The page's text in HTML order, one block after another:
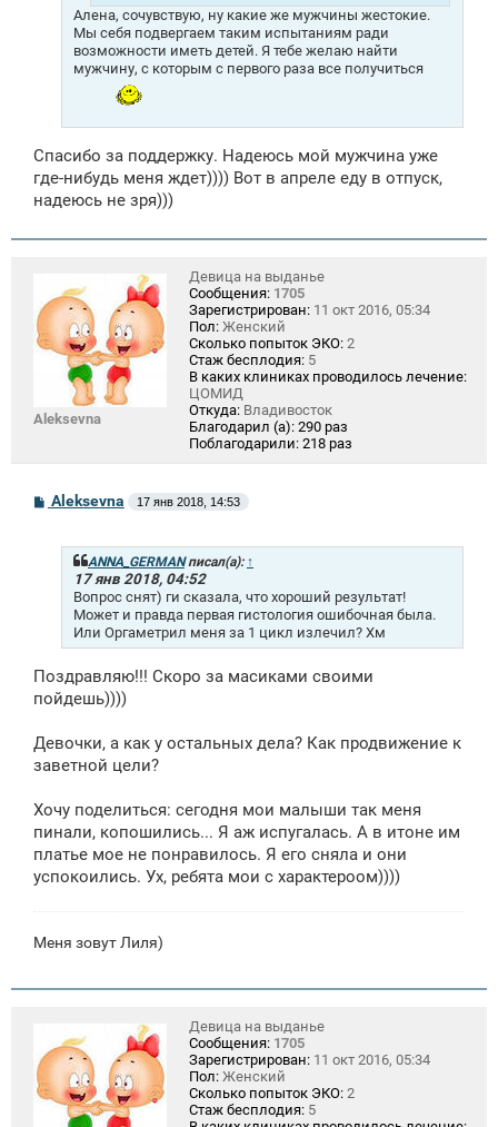
Алена, сочувствую, ну какие же мужчины жестокие.
Мы себя подвергаем таким испытаниям ради
возможности иметь детей. Я тебе желаю найти
мужчину, с которым с первого раза все получиться
Спасибо за поддержку. Надеюсь мой мужчина уже
где-нибудь меня ждет)))) Вот в апреле еду в отпуск,
надеюсь не зря)))
Aleksevna
Девица на выданье
Сообщения: 1705
Зарегистрирован: 11 окт 2016, 05:34
Пол: Женский
Сколько попыток ЭКО: 2
Стаж бесплодия: 5
В каких клиниках проводилось лечение:
ЦОМИД
Откуда: Владивосток
Благодарил (а): 290 раз
Поблагодарили: 218 раз
С
о
Aleksevna 17 янв 2018, 14:53
ANNA_GERMANписал(а): ↑
17 янв 2018, 04:52
Вопрос снят) ги сказала, что хороший результат!
Может и правда первая гистология ошибочная была.
Или Оргаметрил меня за 1 цикл излечил? Хм
Поздравляю!!! Скоро за масиками своими
пойдешь))))
Девочки, а как у остальных дела? Как продвижение к
заветной цели?
Хочу поделиться: сегодня мои малыши так меня
пинали, копошились... Я аж испугалась. А в итоне им
платье мое не понравилось. Я его сняла и они
успокоились. Ух, ребята мои с характероом))))
Меня зовут Лиля)
Девица на выданье
Сообщения: 1705
Зарегистрирован: 11 окт 2016, 05:34
Пол: Женский
Сколько попыток ЭКО: 2
Стаж бесплодия: 5